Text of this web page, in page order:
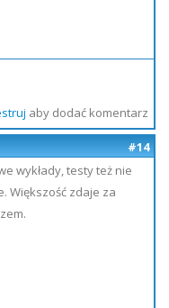
aby dodać komentarz
#14
wykłady, testy też nie
Większość zdaje za